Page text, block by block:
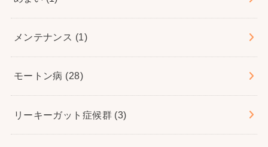
メンテナンス (1)
モートン病 (28)
リーキーガット症候群 (3)